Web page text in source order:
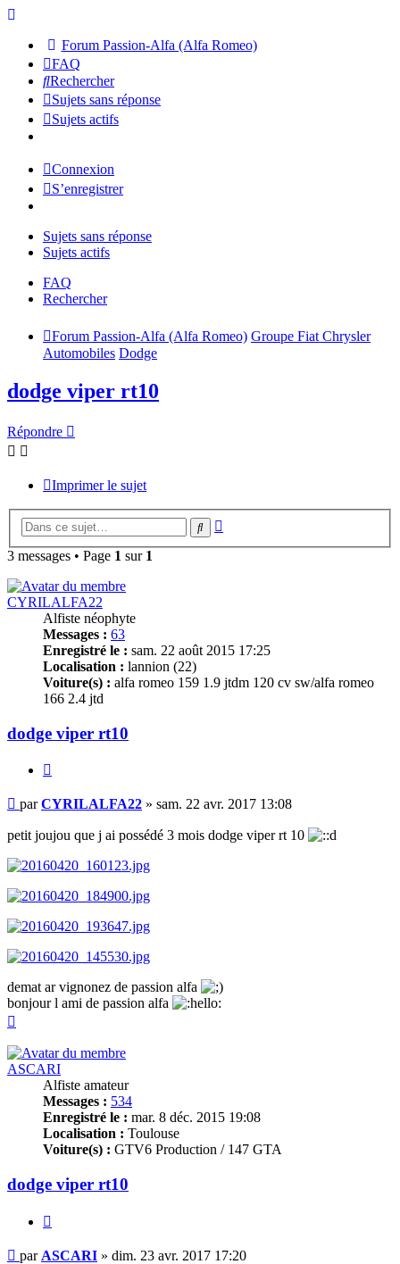
Forum Passion-Alfa (Alfa Romeo)
FAQ
Rechercher
Sujets sans réponse
Sujets actifs
Connexion
S’enregistrer
Sujets sans réponse
Sujets actifs
FAQ
Rechercher
Forum Passion-Alfa (Alfa Romeo) Groupe Fiat Chrysler
Automobiles Dodge
dodge viper rt10
Répondre
Imprimer le sujet
Rechercher
3 messages • Page 1 sur 1
CYRILALFA22
Alfiste néophyte
Messages : 63
Enregistré le : sam. 22 août 2015 17:25
Localisation : lannion (22)
Voiture(s) : alfa romeo 159 1.9 jtdm 120 cv sw/alfa romeo
166 2.4 jtd
dodge viper rt10
Message
parCYRILALFA22 » sam. 22 avr. 2017 13:08
petit joujou que j ai possédé 3 mois dodge viper rt 10
demat ar vignonez de passion alfa
bonjour l ami de passion alfa
ASCARI
Alfiste amateur
Messages : 534
Enregistré le : mar. 8 déc. 2015 19:08
Localisation : Toulouse
Voiture(s) : GTV6 Production / 147 GTA
dodge viper rt10
Message
par ASCARI » dim. 23 avr. 2017 17:20